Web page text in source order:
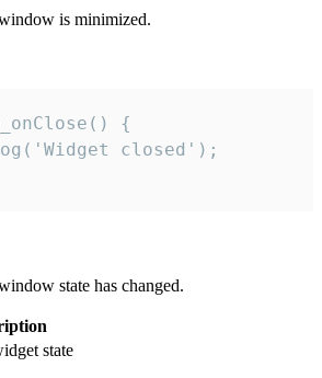
is minimized.
{
closed');
state has changed.
state